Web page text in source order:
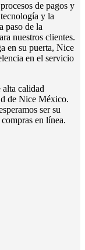
de pagos y
y la
paso de la
nuestros clientes.
en su puerta, Nice
en el servicio
calidad
de Nice México.
ser su
en línea.